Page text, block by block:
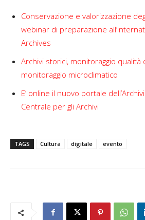
Conservazione e valorizzazione
webinar di preparazione
Archives
Archivi storici, monitoraggio qualità
monitoraggio microclimatico
E’ online il nuovo portale
Centrale per gli Archivi
TAGS Cultura digitale evento